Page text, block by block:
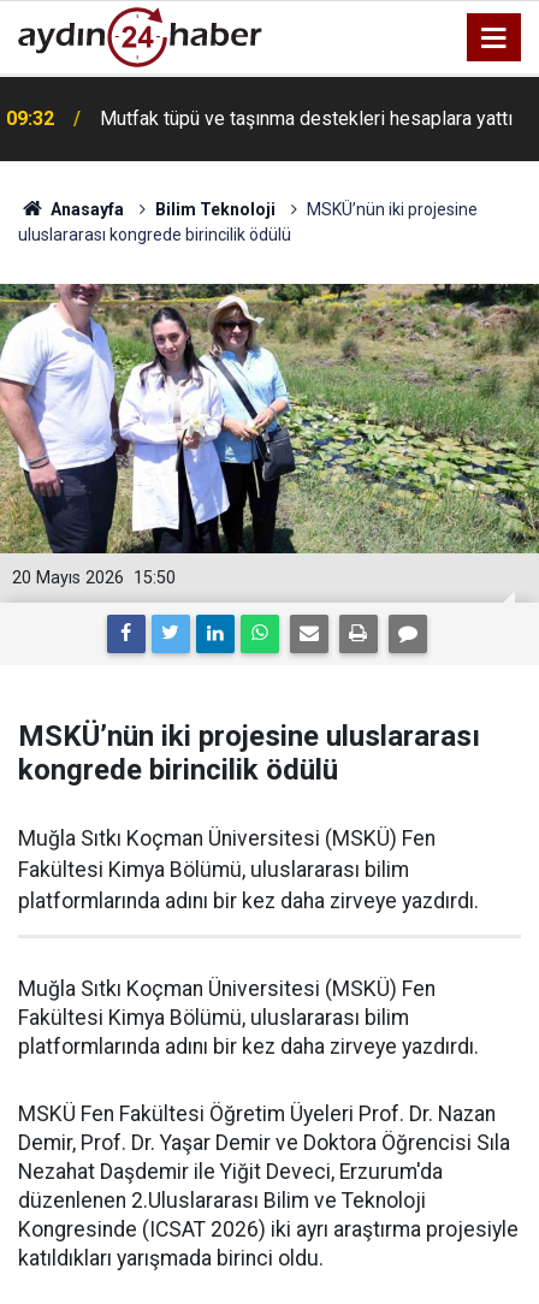
09:32 Mutfak tüpü ve taşınma destekleri hesaplara yattı
Anasayfa Bilim Teknoloji
MSKÜ’nün iki projesine
uluslararası kongrede birincilik ödülü
15:50
20 Mayıs 2026
MSKÜ’nün iki projesine uluslararası
kongrede birincilik ödülü
Muğla Sıtkı Koçman Üniversitesi (MSKÜ) Fen
Fakültesi Kimya Bölümü, uluslararası bilim
platformlarında adını bir kez daha zirveye yazdırdı.
Muğla Sıtkı Koçman Üniversitesi (MSKÜ) Fen
Fakültesi Kimya Bölümü, uluslararası bilim
platformlarında adını bir kez daha zirveye yazdırdı.
MSKÜ Fen Fakültesi Öğretim Üyeleri Prof. Dr. Nazan
Demir, Prof. Dr. Yaşar Demir ve Doktora Öğrencisi Sıla
Nezahat Daşdemir ile Yiğit Deveci, Erzurum'da
düzenlenen 2.Uluslararası Bilim ve Teknoloji
Kongresinde (ICSAT 2026) iki ayrı araştırma projesiyle
katıldıkları yarışmada birinci oldu.